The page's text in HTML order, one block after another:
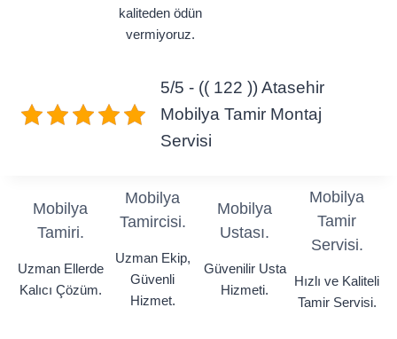
kaliteden ödün
vermiyoruz.
5/5 - (( 122 )) Atasehir
Mobilya Tamir Montaj
Servisi
Mobilya
Tamiri.
Uzman Ellerde
Kalıcı Çözüm.
Mobilya
Tamircisi.
Uzman Ekip,
Güvenli
Hizmet.
Mobilya
Ustası.
Güvenilir Usta
Hizmeti.
Mobilya
Tamir
Servisi.
Hızlı ve Kaliteli
Tamir Servisi.